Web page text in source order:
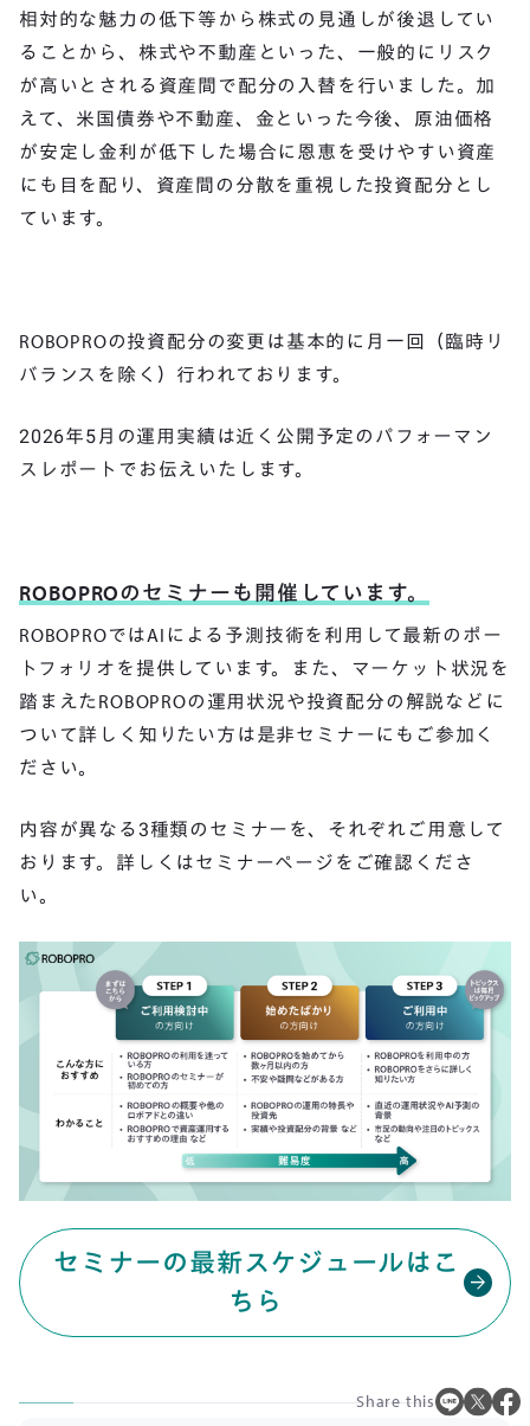
相対的な魅力の低下等から株式の見通しが後退してい
ることから、株式や不動産といった、一般的にリスク
が高いとされる資産間で配分の入替を行いました。加
えて、米国債券や不動産、金といった今後、原油価格
が安定し金利が低下した場合に恩恵を受けやすい資産
にも目を配り、資産間の分散を重視した投資配分とし
ています。
ROBOPROの投資配分の変更は基本的に月一回（臨時リ
バランスを除く）行われております。
2026年5月の運用実績は近く公開予定のパフォーマン
スレポートでお伝えいたします。
ROBOPROのセミナーも開催しています。
ROBOPROではAIによる予測技術を利用して最新のポー
トフォリオを提供しています。また、マーケット状況を
踏まえたROBOPROの運用状況や投資配分の解説などに
ついて詳しく知りたい方は是非セミナーにもご参加く
ださい。
内容が異なる3種類のセミナーを、それぞれご用意して
おります。詳しくはセミナーページをご確認くださ
い。
セミナーの最新スケジュールはこ
ちら
arrow_forward
Share this